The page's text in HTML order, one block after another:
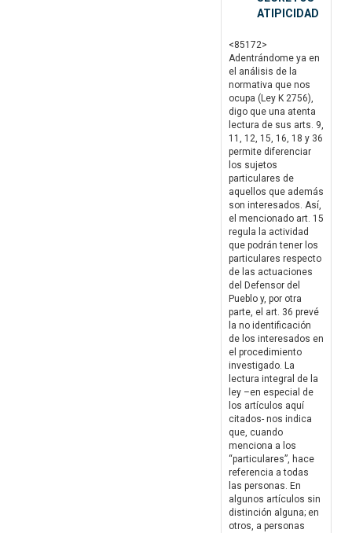
ATIPICIDAD
<85172>
Adentrándome ya en
el análisis de la
normativa que nos
ocupa (Ley K 2756),
digo que una atenta
lectura de sus arts. 9,
11, 12, 15, 16, 18 y 36
permite diferenciar
los sujetos
particulares de
aquellos que además
son interesados. Así,
el mencionado art. 15
regula la actividad
que podrán tener los
particulares respecto
de las actuaciones
del Defensor del
Pueblo y, por otra
parte, el art. 36 prevé
la no identificación
de los interesados en
el procedimiento
investigado. La
lectura integral de la
ley –en especial de
los artículos aquí
citados- nos indica
que, cuando
menciona a los
“particulares”, hace
referencia a todas
las personas. En
algunos artículos sin
distinción alguna; en
otros, a personas